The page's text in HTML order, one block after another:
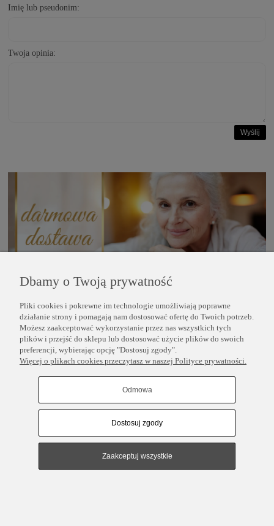
Imię lub pseudonim:
Twoja opinia:
Wyślij
POMOC
INFORMACJE
Pokaż pełną wersję strony
Sklep internetowy Shoper.pl
Dbamy o Twoją prywatność
Pliki cookies i pokrewne im technologie umożliwiają poprawne
działanie strony i pomagają nam dostosować ofertę do Twoich potrzeb.
Możesz zaakceptować wykorzystanie przez nas wszystkich tych
plików i przejść do sklepu lub dostosować użycie plików do swoich
preferencji, wybierając opcję "Dostosuj zgody".
Więcej o plikach cookies przeczytasz w naszej Polityce prywatności.
Odmowa
Dostosuj zgody
Zaakceptuj wszystkie